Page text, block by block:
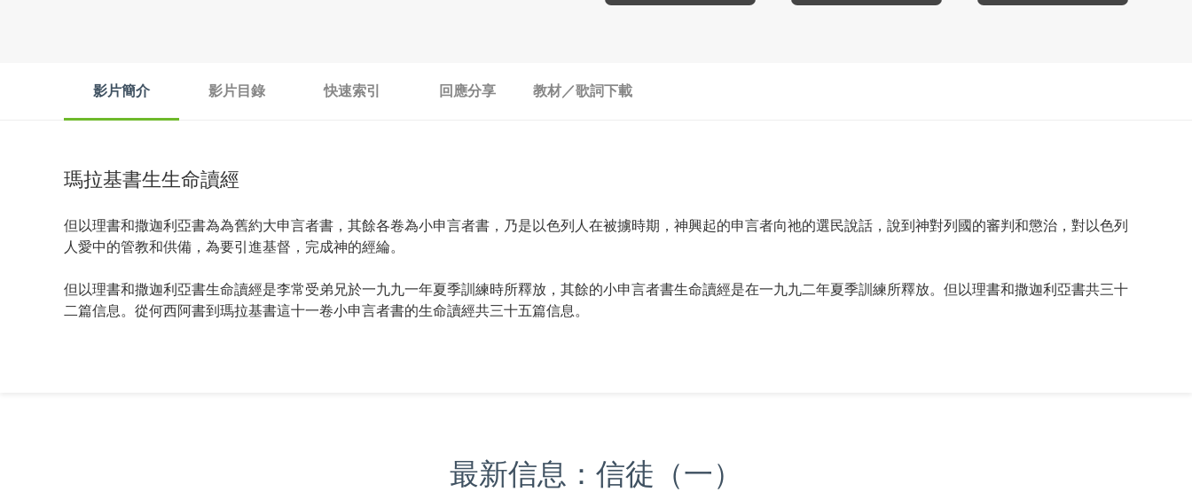
影片簡介 影片目錄 快速索引 回應分享 教材／歌詞下載
瑪拉基書生生命讀經
但以理書和撒迦利亞書為為舊約大申言者書，其餘各卷為小申言者書，乃是以色列人在被擄時期，神興起的申言者向祂的選民說話，說到神對列國的審判和懲治，對以色列
人愛中的管教和供備，為要引進基督，完成神的經綸。
但以理書和撒迦利亞書生命讀經是李常受弟兄於一九九一年夏季訓練時所釋放，其餘的小申言者書生命讀經是在一九九二年夏季訓練所釋放。但以理書和撒迦利亞書共三十
二篇信息。從何西阿書到瑪拉基書這十一卷小申言者書的生命讀經共三十五篇信息。
最新信息：信徒（一）